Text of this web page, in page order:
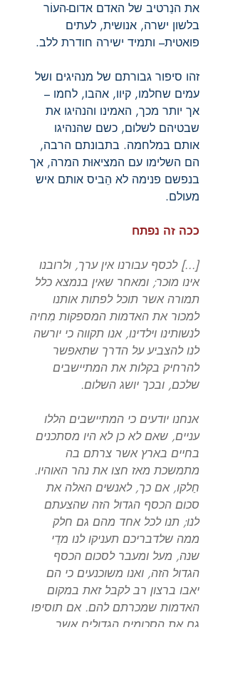
את הנַרטיב של האדם אדום-העוֹר
בלשון ישרה, אנושית, לעתים
פואטית– ותמיד ישירה חודרת ללב.
זהו סיפור גבורתם של מנהיגים ושל
עמים שחלמו, קיוו, אהבו, לחמו –
אך יותר מכך, האמינו והנהיגו את
שבטיהם לשלום, כשם שהנהיגו
אותם במלחמה. בתבונתם הרבה,
הם השלימו עם המציאוּת המרה, אך
בנפשם פנימה לא הֵביס אותם איש
מעולם.
ככה זה נפתח
[...] לכסף עבורנו אין ערך, ולרובנו
אינו מוּכר; ומאחר שאין בנמצא כלל
תמורה אשר תוכל לפתות אותנו
למכור את האדמות המספקות מִחיה
לנשותינו וילדינו, אנו תקווה כי יורשה
לנו להצביע על הדרך שתאפשר
להרחיק בקלות את המתיישבים
שלכם, ובכך יושג השלום.
אנחנו יודעים כי המתיישבים הללו
עניים, שאם לא כן לא היו מסתכנים
בחיים בארץ אשר צרתם בה
מתמשכת מאז חצו את נהר האוהיו.
חַלקו, אם כך, לאנשים האלה את
סכום הכסף הגדול הזה שהצעתם
לנו; תנו לכל אחד מהם גם חלק
ממה שלדבריכם תעניקו לנו מדֵי
שנה, מעל ומעבר לסכום הכסף
הגדול הזה, ואנו משוכנעים כי הם
יאבו ברצון רב לקבל זאת במקום
האדמות שמכרתם להם. אם תוסיפו
גם את הסכומים הגדולים אשר